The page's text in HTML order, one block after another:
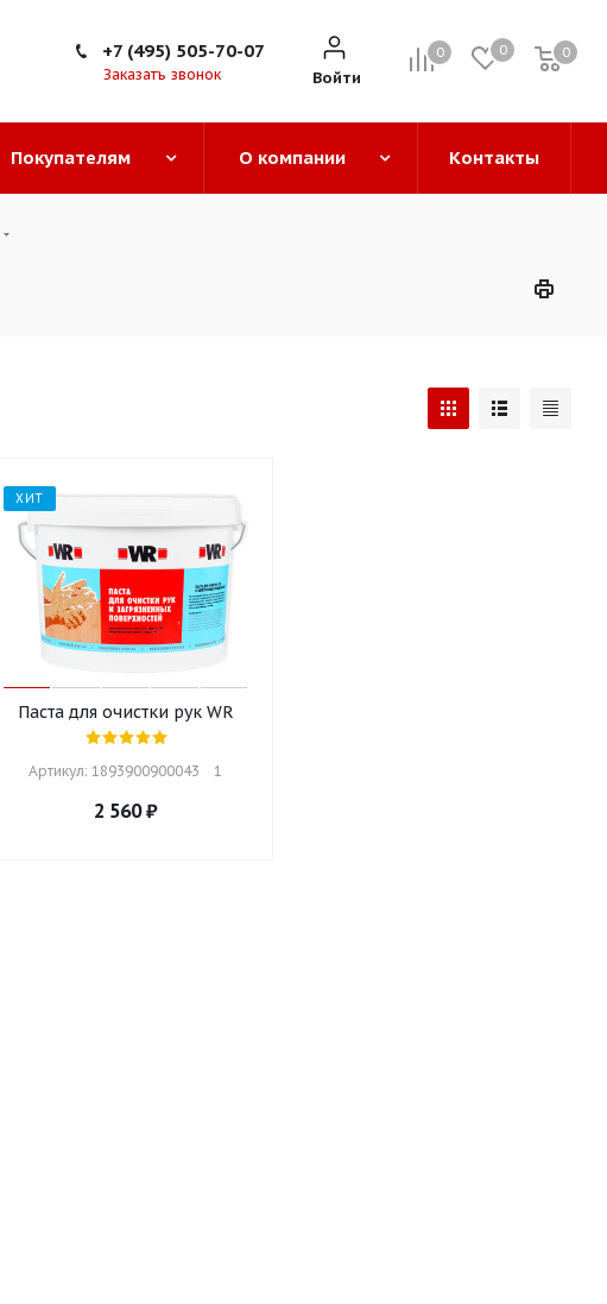
0 0 0
0
Войти
+7 (495) 505-70-07
Заказать звонок
Покупателям О компании Контакты
ХИТ
Паста для очистки рук WR
Артикул: 1893900900043    1
2 560₽